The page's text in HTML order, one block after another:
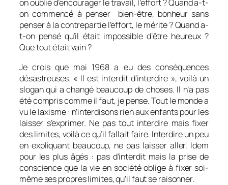
on oublié d’encourager le travail, l’effort ? Quand a-t-
on commencé à penser bien-être, bonheur sans
penser à la contrepartie l’effort, le mérite ? Quand a-
t-on pensé qu’il était impossible d’être heureux ?
Que tout était vain ?
Je crois que mai 1968 a eu des conséquences
désastreuses. « Il est interdit d’interdire », voilà un
slogan qui a changé beaucoup de choses. Il n’a pas
été compris comme il faut, je pense. Tout le monde a
vu le laxisme : n’interdisons rien aux enfants pour les
laisser s’exprimer. Ne pas tout interdire mais fixer
des limites, voilà ce qu’il fallait faire. Interdire un peu
en expliquant beaucoup, ne pas laisser aller. Idem
pour les plus âgés : pas d’interdit mais la prise de
conscience que la vie en société oblige à fixer soi-
même ses propres limites, qu’il faut se raisonner.